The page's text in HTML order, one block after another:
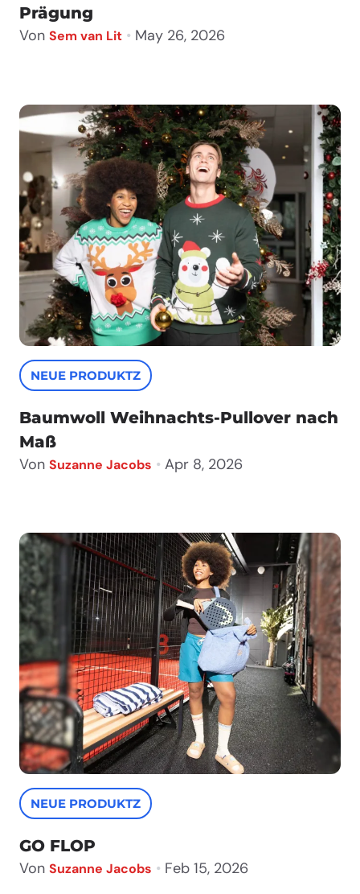
Prägung
Von Sem van Lit • May 26, 2026
NEUE PRODUKTZ
Baumwoll Weihnachts-Pullover nach
Maß
Von Suzanne Jacobs • Apr 8, 2026
NEUE PRODUKTZ
GO FLOP
Von Suzanne Jacobs • Feb 15, 2026